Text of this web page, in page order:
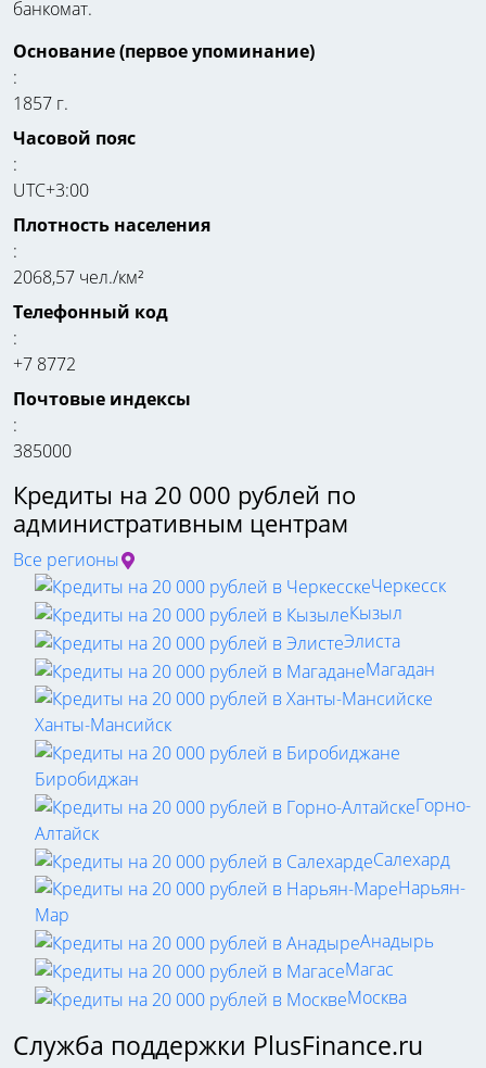
банкомат.
Основание (первое упоминание)
:
1857 г.
Часовой пояс
:
UTC+3:00
Плотность населения
:
2068,57 чел./км²
Телефонный код
:
+7 8772
Почтовые индексы
:
385000
Кредиты на 20 000 рублей по
административным центрам
Все регионы
Черкесск
Кызыл
Элиста
Магадан
Ханты-Мансийск
Биробиджан
Горно-
Алтайск
Салехард
Нарьян-
Мар
Анадырь
Магас
Москва
Служба поддержки PlusFinance.ru